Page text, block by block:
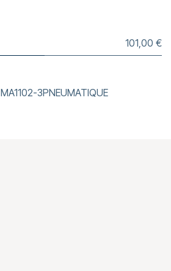
101,00 €
MA1102-3PNEUMATIQUE